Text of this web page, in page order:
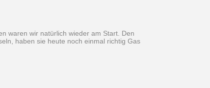
waren wir natürlich wieder am Start. Den
haben sie heute noch einmal richtig Gas